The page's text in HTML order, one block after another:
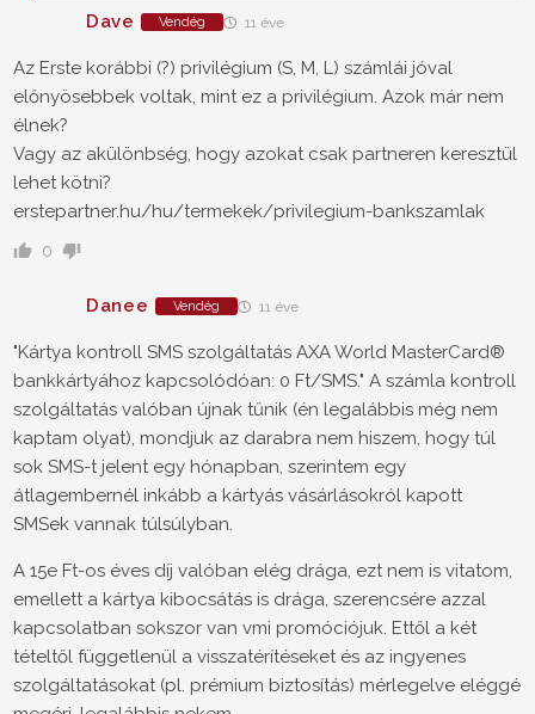
Dave Vendég 11 éve
Az Erste korábbi (?) privilégium (S, M, L) számlái jóval
előnyösebbek voltak, mint ez a privilégium. Azok már nem
élnek?
Vagy az akülönbség, hogy azokat csak partneren keresztül
lehet kötni?
erstepartner.hu/hu/termekek/privilegium-bankszamlak
0
Danee Vendég 11 éve
"Kártya kontroll SMS szolgáltatás AXA World MasterCard®
bankkártyához kapcsolódóan: 0 Ft/SMS." A számla kontroll
szolgáltatás valóban újnak tűnik (én legalábbis még nem
kaptam olyat), mondjuk az darabra nem hiszem, hogy túl
sok SMS-t jelent egy hónapban, szerintem egy
átlagembernél inkább a kártyás vásárlásokról kapott
SMSek vannak túlsúlyban.
A 15e Ft-os éves díj valóban elég drága, ezt nem is vitatom,
emellett a kártya kibocsátás is drága, szerencsére azzal
kapcsolatban sokszor van vmi promóciójuk. Ettől a két
tételtől függetlenül a visszatérítéseket és az ingyenes
szolgáltatásokat (pl. prémium biztosítás) mérlegelve eléggé